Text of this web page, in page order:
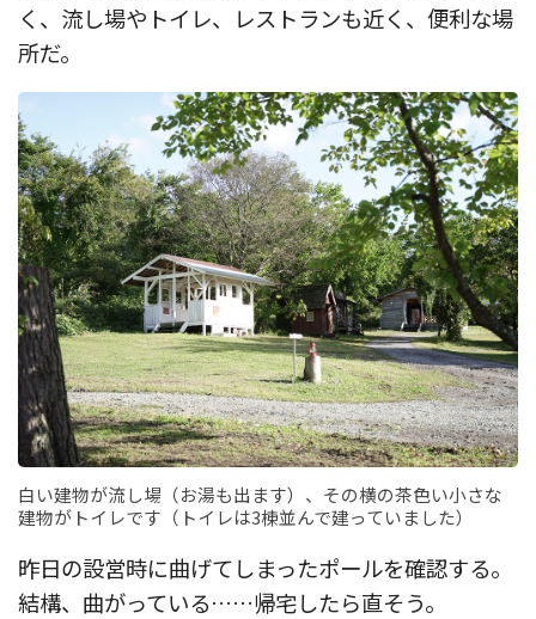
く、流し場やトイレ、レストランも近く、便利な場
所だ。
白い建物が流し場（お湯も出ます）、その横の茶色い小さな
建物がトイレです（トイレは3棟並んで建っていました）
昨日の設営時に曲げてしまったポールを確認する。
結構、曲がっている……帰宅したら直そう。